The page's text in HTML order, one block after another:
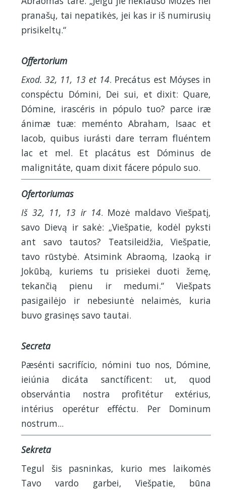
pranašų, tai nepatikės, jei kas ir iš numirusių
prisikeltų.“
Offertorium
Exod. 32, 11, 13 et 14. Precátus est Móyses in
conspéctu Dómini, Dei sui, et dixit: Quare,
Dómine, irascéris in pópulo tuo? parce iræ
ánimæ tuæ: meménto Abraham, Isaac et
Iacob, quibus iurásti dare terram fluéntem
lac et mel. Et placátus est Dóminus de
malignitáte, quam dixit fácere pópulo suo.
Ofertoriumas
Iš 32, 11, 13 ir 14. Mozė maldavo Viešpatį,
savo Dievą ir sakė: „Viešpatie, kodėl pyksti
ant savo tautos? Teatsileidžia, Viešpatie,
tavo rūstybė. Atsimink Abraomą, Izaoką ir
Jokūbą, kuriems tu prisiekei duoti žemę,
tekančią pienu ir medumi.“ Viešpats
pasigailėjo ir nebesiuntė nelaimės, kuria
buvo grasinęs savo tautai.
Secreta
Pæsénti sacrifício, nómini tuo nos, Dómine,
ieiúnia dicáta sanctíficent: ut, quod
observántia nostra profitétur extérius,
intérius operétur efféctu. Per Dominum
nostrum...
Sekreta
Tegul šis pasninkas, kurio mes laikomės
Tavo vardo garbei, Viešpatie, būna